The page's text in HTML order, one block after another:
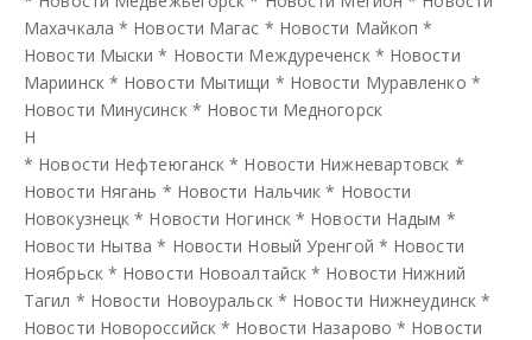
Махачкала * Новости Магас * Новости Майкоп *
Новости Мыски * Новости Междуреченск * Новости
Мариинск * Новости Мытищи * Новости Муравленко *
Новости Минусинск * Новости Медногорск
Н
* Новости Нефтеюганск * Новости Нижневартовск *
Новости Нягань * Новости Нальчик * Новости
Новокузнецк * Новости Ногинск * Новости Надым *
Новости Нытва * Новости Новый Уренгой * Новости
Ноябрьск * Новости Новоалтайск * Новости Нижний
Тагил * Новости Новоуральск * Новости Нижнеудинск *
Новости Новороссийск * Новости Назарово * Новости